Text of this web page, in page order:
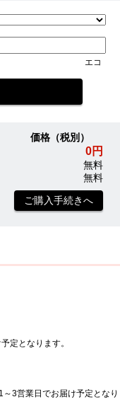
エコ
価格（税別）
0円
無料
無料
ご購入手続きへ
定となります。
3営業日でお届け予定となり